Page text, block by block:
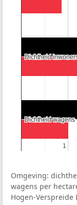
1
1
Dichtheid
Dichtheid
Dichtheid wagens
Dichtheid wagens
Omgeving:
wagens per
Hogen-Verspreide